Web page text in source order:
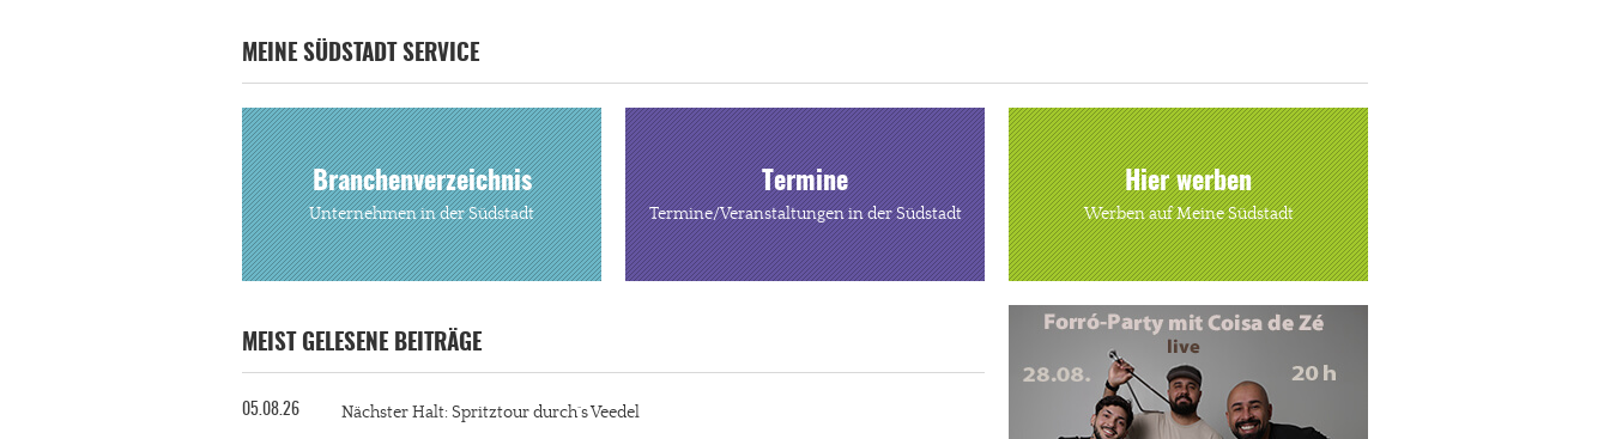
MEINE SÜDSTADT SERVICE
Branchenverzeichnis
Unternehmen in der Südstadt
Termine
Termine/Veranstaltungen in der Südstadt
Hier werben
Werben auf Meine Südstadt
MEIST GELESENE BEITRÄGE
05.08.26 Nächster Halt: Spritztour durch´s Veedel